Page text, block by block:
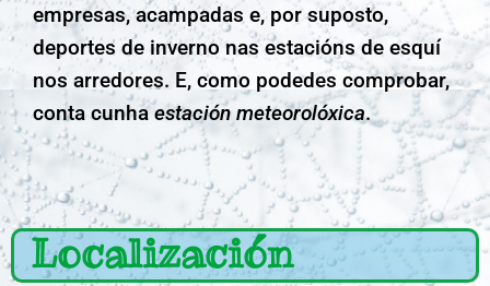
empresas, acampadas e, por suposto,
deportes de inverno nas estacións de esquí
nos arredores. E, como podedes comprobar,
conta cunhaestación meteorolóxica.
Localización